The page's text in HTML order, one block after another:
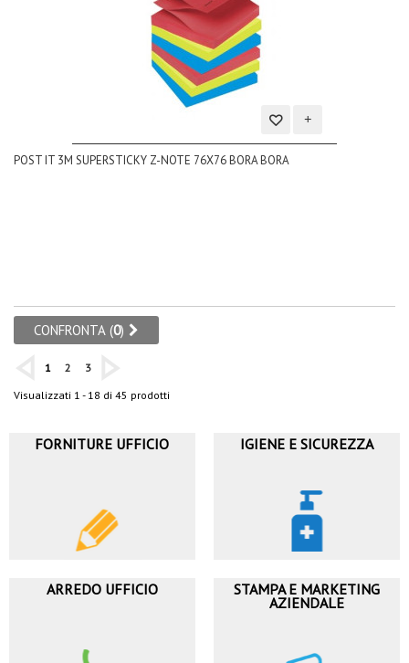
Aggiungi
alla
POST IT 3M SUPERSTICKY Z-NOTE 76X76 BORA BORA
CONFRONTA (0)
1 2
3
Visualizzati 1 - 18 di 45 prodotti
FORNITURE UFFICIO IGIENE E SICUREZZA
ARREDO UFFICIO STAMPA E MARKETING
AZIENDALE